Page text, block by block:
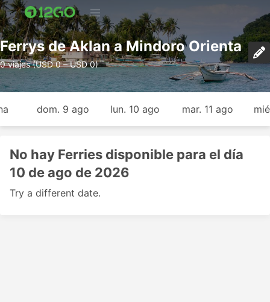
Ferrys de Aklan a Mindoro Orienta
0 viajes (USD 0 – USD 0)
dom. 9 ago lun. 10 ago mar. 11 ago
No hay Ferries disponible para el día
10 de ago de 2026
Try a different date.